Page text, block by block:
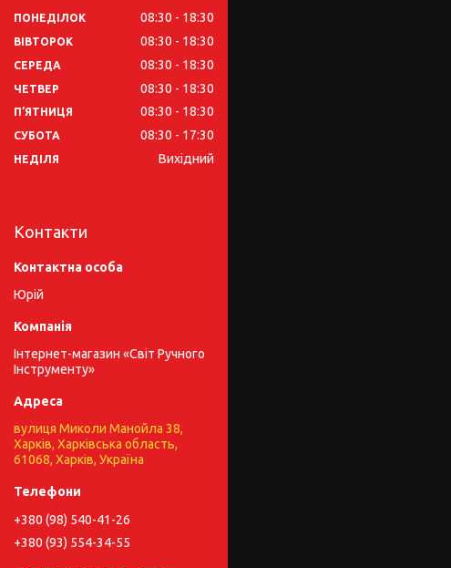
ПОНЕДІЛОК 08:30 18:30
ВІВТОРОК 08:30 18:30
СЕРЕДА 08:30 18:30
ЧЕТВЕР 08:30 18:30
ПʼЯТНИЦЯ 08:30 18:30
СУБОТА 08:30 17:30
НЕДІЛЯ Вихідний
Контакти
Юрій
Інтернет-магазин «Світ Ручного
Інструменту»
вулиця Миколи Манойла 38,
Харків, Харківська область,
61068, Харків, Україна
+380 (98) 540-41-26
+380 (93) 554-34-55